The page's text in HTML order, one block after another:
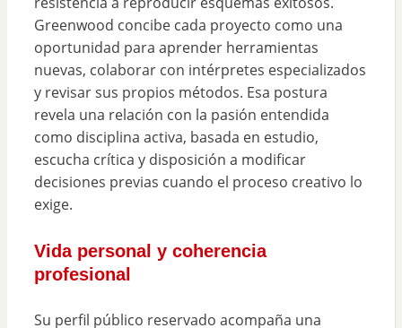
Greenwood concibe cada proyecto como una
oportunidad para aprender herramientas
nuevas, colaborar con intérpretes especializados
y revisar sus propios métodos. Esa postura
revela una relación con la pasión entendida
como disciplina activa, basada en estudio,
escucha crítica y disposición a modificar
decisiones previas cuando el proceso creativo lo
exige.
Vida personal y coherencia
profesional
Su perfil público reservado acompaña una